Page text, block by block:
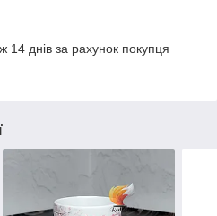
днів за рахунок покупця